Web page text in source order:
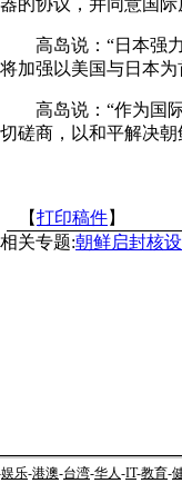
器的协议，并同意国
高岛说：“日本强力
将加强以美国与日本
高岛说：“作为国际
切磋商，以和平解决朝
【打印稿件】
相关专题:朝鲜启封核
娱乐-港澳-台湾-华人-IT-教育-